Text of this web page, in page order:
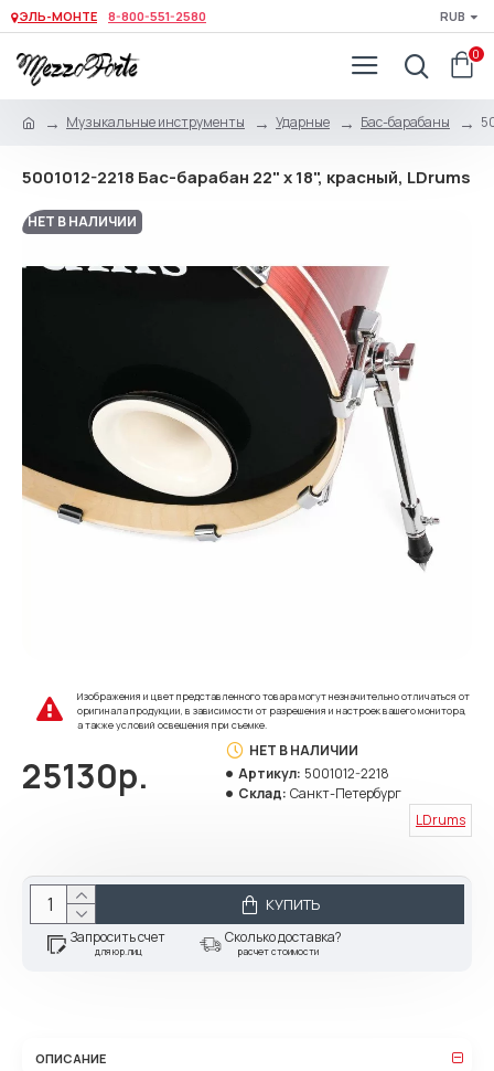
ЭЛЬ-МОНТЕ 8-800-551-2580 RUB
0
Музыкальные инструменты Ударные Бас-барабаны
5001012-2218 Бас-барабан 22" x 18", красный, LDrums
НЕТ В НАЛИЧИИ
Изображения и цвет представленного товара могут незначительно отличаться от
оригинала продукции, в зависимости от разрешения и настроек вашего монитора,
а также условий освещения при съемке.
25130р.
НЕТ В НАЛИЧИИ
Артикул: 5001012-2218
Склад: Санкт-Петербург
LDrums
КУПИТЬ
Запросить счет
для юр.лиц
Сколько доставка?
расчет стоимости
ОПИСАНИЕ